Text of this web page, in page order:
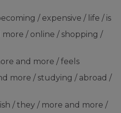
/ expensive / life / is
/ online / shopping /
and more / feels
more / studying / abroad /
/ they / more and more /